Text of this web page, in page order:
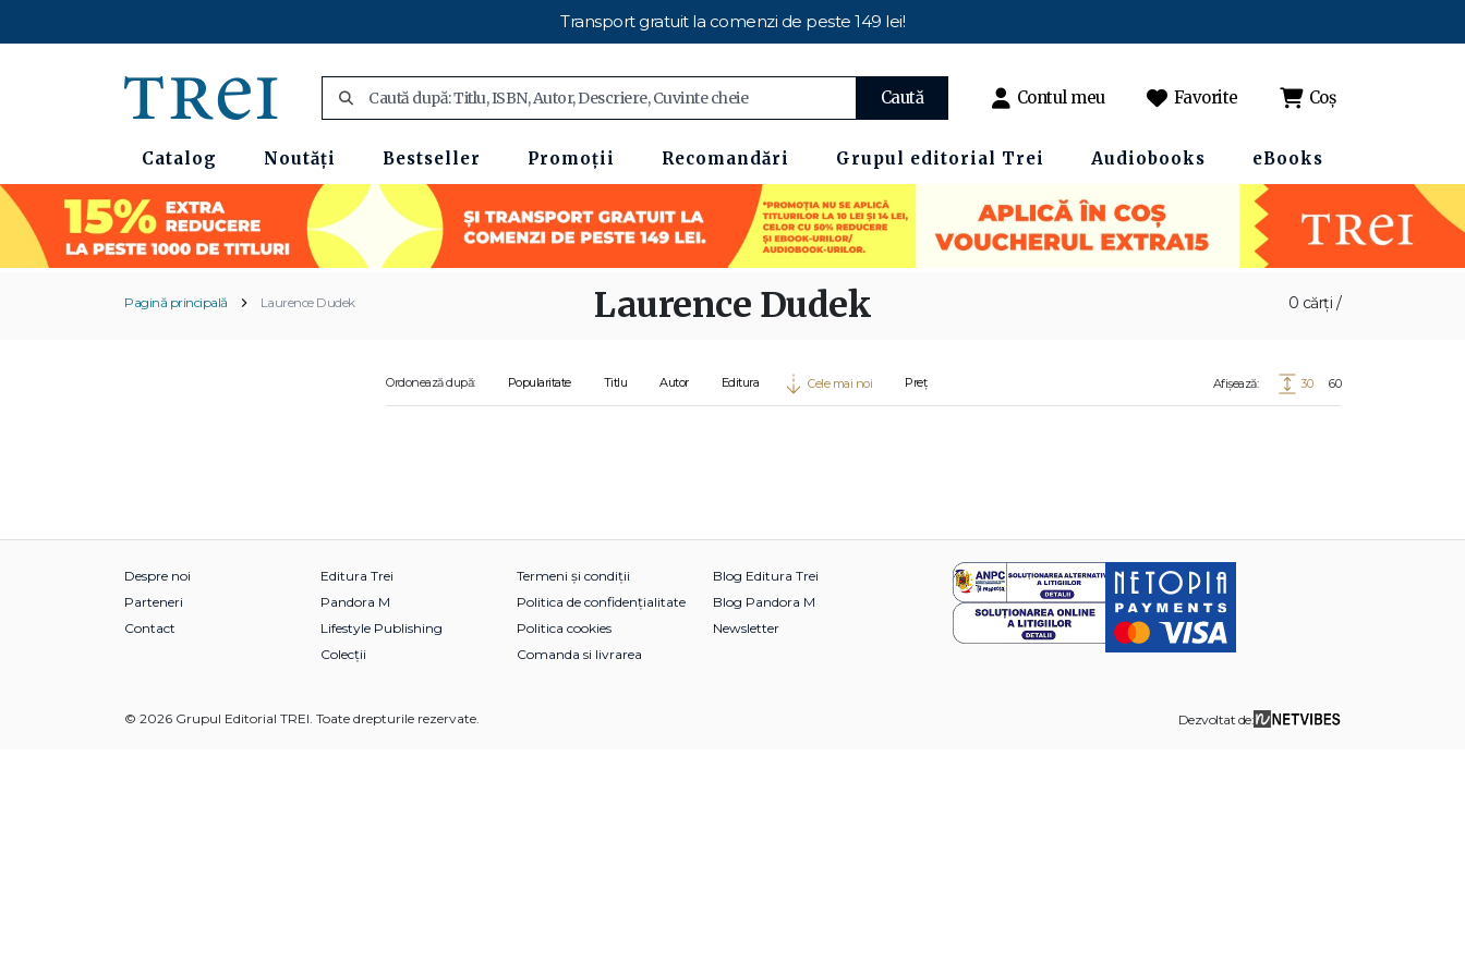
Transport gratuit la comenzi de peste 149 lei!
Caută Contul meu Favorite Coș
Catalog Noutăți Bestseller Promoții Recomandări Grupul editorial Trei Audiobooks eBooks
Pagină principală Laurence Dudek 0 cărți /
Laurence Dudek
Ordonează după: Popularitate Titlu Autor Editura Cele mai noi Preț Afișează: 30 60
Despre noi
Parteneri
Contact
Editura Trei
Pandora M
Lifestyle Publishing
Colecții
Termeni și condiții
Politica de confidențialitate
Politica cookies
Comanda si livrarea
Blog Editura Trei
Blog Pandora M
Newsletter
© 2026 Grupul Editorial TREI. Toate drepturile rezervate. Dezvoltat de: